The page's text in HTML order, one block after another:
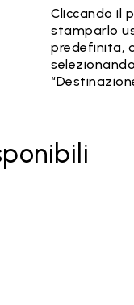
Cliccando il
stamparlo
predefinita,